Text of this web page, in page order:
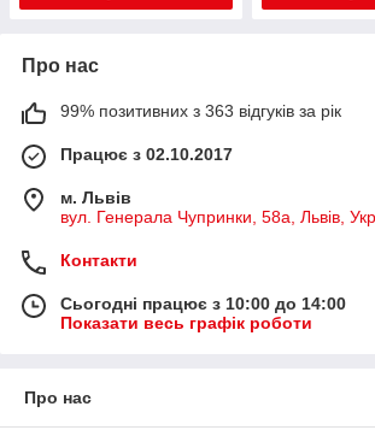
Про нас
99% позитивних з 363 відгуків за рік
Працює з 02.10.2017
м. Львів
вул. Генерала Чупринки, 58а, Львів,
Контакти
Сьогодні працює з 10:00 до 14:00
Показати весь графік роботи
Про нас